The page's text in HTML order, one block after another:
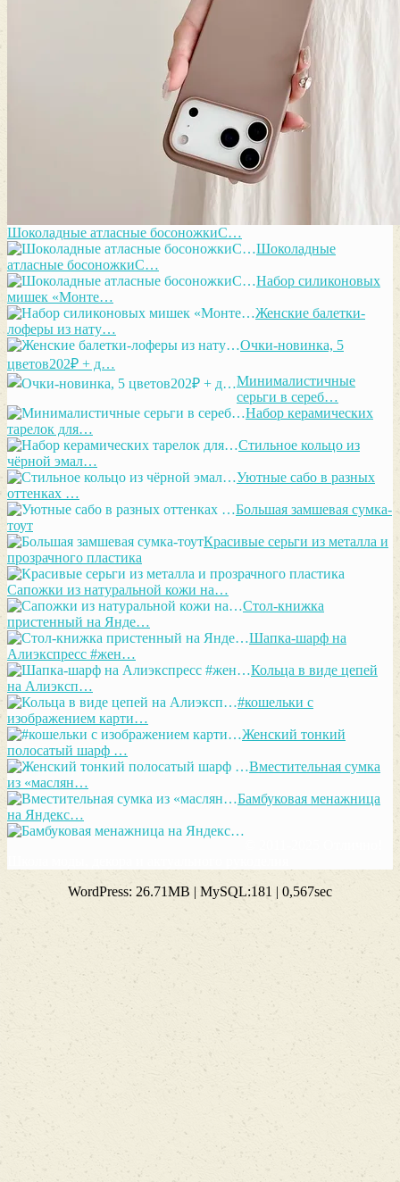
Шоколадные атласные босоножкиС…
Шоколадные
атласные босоножкиС…
Набор силиконовых
мишек «Монте…
Женские балетки-
лоферы из нату…
Очки-новинка, 5
цветов202₽ + д…
Минималистичные
серьги в сереб…
Набор керамических
тарелок для…
Стильное кольцо из
чёрной эмал…
Уютные сабо в разных
оттенках …
Большая замшевая сумка-
тоут
Красивые серьги из металла и
прозрачного пластика
Сапожки из натуральной кожи на…
Стол-книжка
пристенный на Янде…
Шапка-шарф на
Алиэкспресс #жен…
Кольца в виде цепей
на Алиэксп…
#кошельки с
изображением карти…
Женский тонкий
полосатый шарф …
Вместительная сумка
из «маслян…
Бамбуковая менажница
на Яндекс…
WordPress: 26.71MB | MySQL:181 | 0,567sec